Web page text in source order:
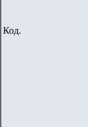
Код.